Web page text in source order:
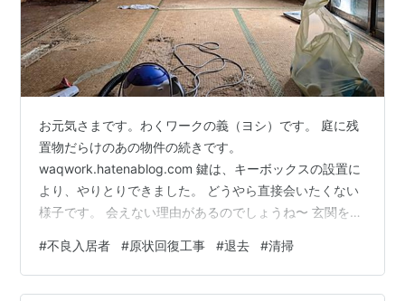
お元気さまです。わくワークの義（ヨシ）です。 庭に残
置物だらけのあの物件の続きです。
waqwork.hatenablog.com 鍵は、キーボックスの設置に
より、やりとりできました。 どうやら直接会いたくない
様子です。 会えない理由があるのでしょうね〜 玄関を入
が残っています。 何かを拭き取った紙もあります。 洗面
脱衣所にも残置物があります。 お風呂場も清掃どころ
#不良入居者 #原状回復工事 #退去 #清掃